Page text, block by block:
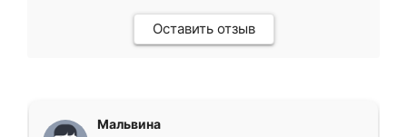
Оставить отзыв
Мальвина